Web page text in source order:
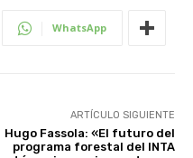
WhatsApp
ARTÍCULO SIGUIENTE
Hugo Fassola: «El futuro del
programa forestal del INTA